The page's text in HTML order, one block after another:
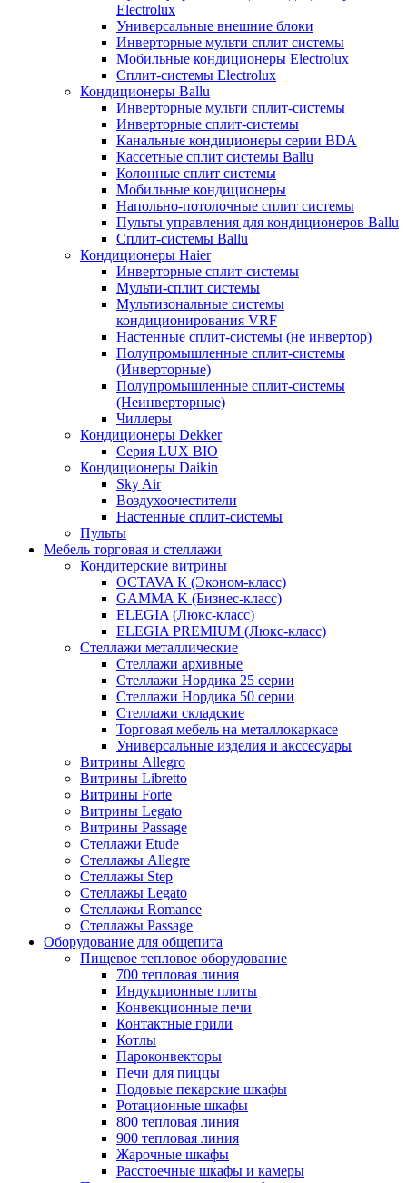
Electrolux
Универсальные внешние блоки
Инверторные мульти сплит системы
Мобильные кондиционеры Electrolux
Сплит-системы Electrolux
Кондиционеры Ballu
Инверторные мульти сплит-системы
Инверторные сплит-системы
Канальные кондиционеры серии BDA
Кассетные сплит системы Ballu
Колонные сплит системы
Мобильные кондиционеры
Напольно-потолочные сплит системы
Пульты управления для кондиционеров Ballu
Сплит-системы Ballu
Кондиционеры Haier
Инверторные сплит-системы
Мульти-сплит системы
Мультизональные системы
кондиционирования VRF
Настенные сплит-системы (не инвертор)
Полупромышленные сплит-системы
(Инверторные)
Полупромышленные сплит-системы
(Неинверторные)
Чиллеры
Кондиционеры Dekker
Серия LUX BIO
Кондиционеры Daikin
Sky Air
Воздухоочестители
Настенные сплит-системы
Пульты
Мебель торговая и стеллажи
Кондитерские витрины
OCTAVA К (Эконом-класс)
GAMMA K (Бизнес-класс)
ELEGIA (Люкс-класс)
ELEGIA PREMIUM (Люкс-класс)
Стеллажи металлические
Стеллажи архивные
Стеллажи Нордика 25 серии
Стеллажи Нордика 50 серии
Стеллажи складские
Торговая мебель на металлокаркасе
Универсальные изделия и акссесуары
Витрины Allegro
Витрины Libretto
Витрины Forte
Витрины Legato
Витрины Passage
Стеллажи Etude
Стеллажы Allegre
Стеллажы Step
Стеллажы Legato
Стеллажы Romance
Стеллажы Passage
Оборудование для общепита
Пищевое тепловое оборудование
700 тепловая линия
Индукционные плиты
Конвекционные печи
Контактные грили
Котлы
Пароконвекторы
Печи для пиццы
Подовые пекарские шкафы
Ротационные шкафы
800 тепловая линия
900 тепловая линия
Жарочные шкафы
Расстоечные шкафы и камеры